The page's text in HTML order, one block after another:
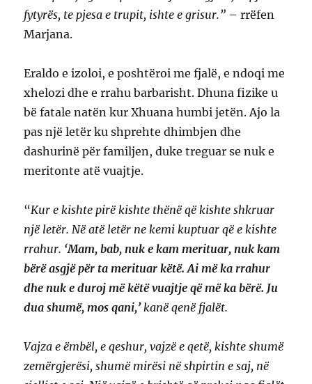
fytyrës, te pjesa e trupit, ishte e grisur.” – rrëfen
Marjana.
Eraldo e izoloi, e poshtëroi me fjalë, e ndoqi me
xhelozi dhe e rrahu barbarisht. Dhuna fizike u
bë fatale natën kur Xhuana humbi jetën. Ajo la
pas një letër ku shprehte dhimbjen dhe
dashurinë për familjen, duke treguar se nuk e
meritonte atë vuajtje.
“Kur e kishte pirë kishte thënë që kishte shkruar
një letër. Në atë letër ne kemi kuptuar që e kishte
rrahur. ‘Mam, bab, nuk e kam merituar, nuk kam
bërë asgjë për ta merituar këtë. Ai më ka rrahur
dhe nuk e duroj më këtë vuajtje që më ka bërë. Ju
dua shumë, mos qani,’kanë qenë fjalët.
Vajza e ëmbël, e qeshur, vajzë e qetë, kishte shumë
zemërgjerësi, shumë mirësi në shpirtin e saj, në